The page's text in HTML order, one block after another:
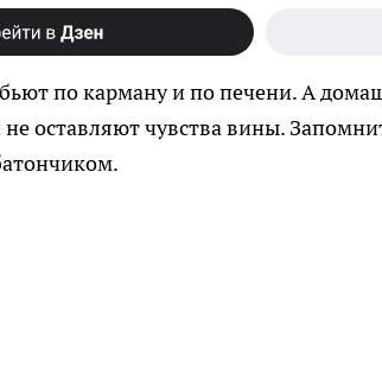
по карману и по печени. А
не оставляют чувства вины.